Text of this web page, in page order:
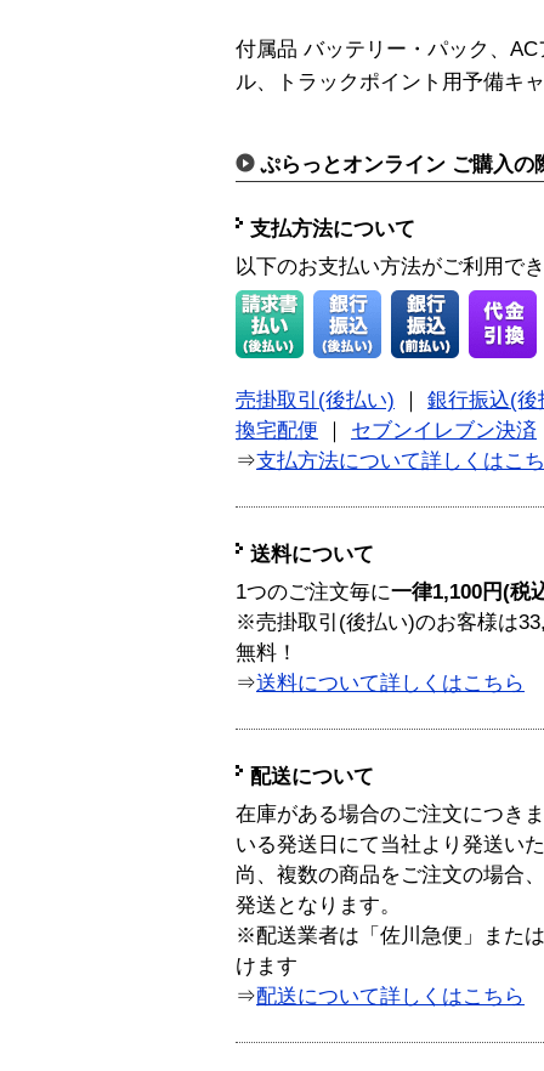
付属品 バッテリー・パック、
ル、トラックポイント用予備キ
ぷらっとオンライン ご購入の
支払方法について
以下のお支払い方法がご利用で
売掛取引(後払い)
銀行振込(後
換宅配便
セブンイレブン決済
⇒支払方法について詳しくはこ
送料について
1つのご注文毎に一律1,100円(税
※売掛取引(後払い)のお客様は
無料！
⇒送料について詳しくはこちら
配送について
在庫がある場合のご注文につき
いる発送日にて当社より発送い
尚、複数の商品をご注文の場合
発送となります。
※配送業者は「佐川急便」また
けます
⇒配送について詳しくはこちら